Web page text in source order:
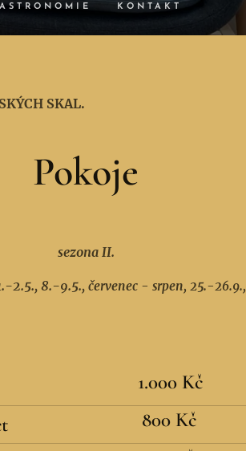
KONTAKT
SKAL.
Pokoje
sezona II.
2.5., 8.-9.5., červenec - srpen, 25.-26.9.,
1.000 Kč
800 Kč